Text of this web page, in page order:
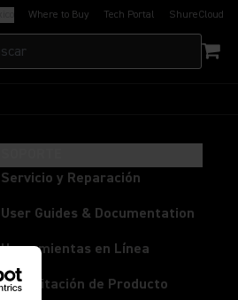
Where to Buy Tech Portal
(Opens in a new tab)ShureCloud
(Opens in a new
Servicio y Reparación
User Guides & Documentation
Herramientas en Línea
Capacitación de Producto